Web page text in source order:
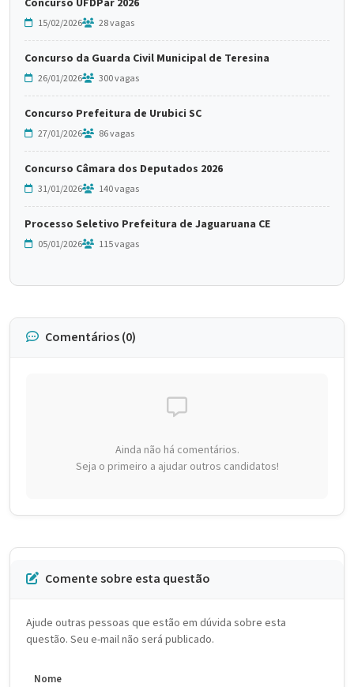
Concurso UFDPar 2026
15/02/2026 28 vagas
Concurso da Guarda Civil Municipal de Teresina
26/01/2026 300 vagas
Concurso Prefeitura de Urubici SC
27/01/2026 86 vagas
Concurso Câmara dos Deputados 2026
31/01/2026 140 vagas
Processo Seletivo Prefeitura de Jaguaruana CE
05/01/2026 115 vagas
Comentários (0)
Ainda não há comentários.
Seja o primeiro a ajudar outros candidatos!
Comente sobre esta questão
Ajude outras pessoas que estão em dúvida sobre esta
questão. Seu e-mail não será publicado.
Nome